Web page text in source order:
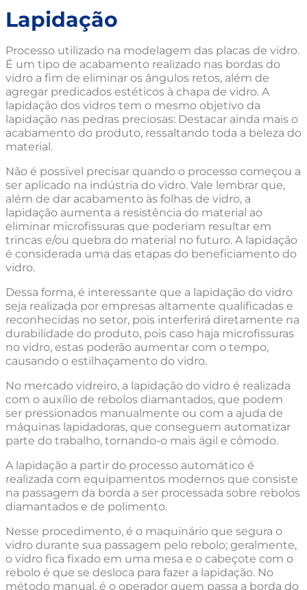
Lapidação
Processo utilizado na modelagem das placas de vidro.
É um tipo de acabamento realizado nas bordas do
vidro a fim de eliminar os ângulos retos, além de
agregar predicados estéticos à chapa de vidro. A
lapidação dos vidros tem o mesmo objetivo da
lapidação nas pedras preciosas: Destacar ainda mais o
acabamento do produto, ressaltando toda a beleza do
material.
Não é possível precisar quando o processo começou a
ser aplicado na indústria do vidro. Vale lembrar que,
além de dar acabamento às folhas de vidro, a
lapidação aumenta a resistência do material ao
eliminar microfissuras que poderiam resultar em
trincas e/ou quebra do material no futuro. A lapidação
é considerada uma das etapas do beneficiamento do
vidro.
Dessa forma, é interessante que a lapidação do vidro
seja realizada por empresas altamente qualificadas e
reconhecidas no setor, pois interferirá diretamente na
durabilidade do produto, pois caso haja microfissuras
no vidro, estas poderão aumentar com o tempo,
causando o estilhaçamento do vidro.
No mercado vidreiro, a lapidação do vidro é realizada
com o auxílio de rebolos diamantados, que podem
ser pressionados manualmente ou com a ajuda de
máquinas lapidadoras, que conseguem automatizar
parte do trabalho, tornando-o mais ágil e cômodo.
A lapidação a partir do processo automático é
realizada com equipamentos modernos que consiste
na passagem da borda a ser processada sobre rebolos
diamantados e de polimento.
Nesse procedimento, é o maquinário que segura o
vidro durante sua passagem pelo rebolo; geralmente,
o vidro fica fixado em uma mesa e o cabeçote com o
rebolo é que se desloca para fazer a lapidação. No
método manual, é o operador quem passa a borda do